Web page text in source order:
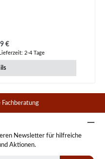
Preis:
€
2-4 Tage
Newsletter für hilfreiche
Aktionen.